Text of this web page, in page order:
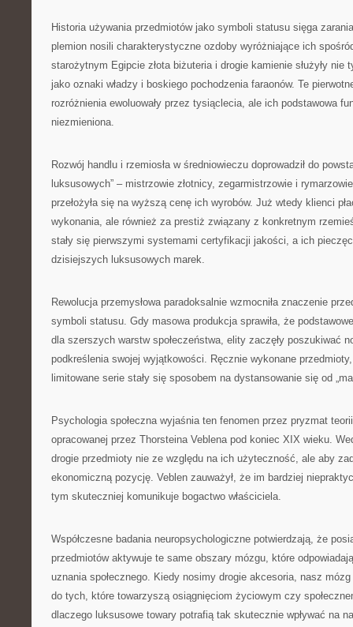
Historia używania przedmiotów jako symboli statusu sięga
plemion nosili charakterystyczne ozdoby wyróżniające ich
starożytnym Egipcie złota biżuteria i drogie kamienie służyły nie
jako oznaki władzy i boskiego pochodzenia faraonów. Te
rozróżnienia ewoluowały przez tysiąclecia, ale ich podstawowa
niezmieniona.
Rozwój handlu i rzemiosła w średniowieczu doprowadził do
luksusowych” – mistrzowie złotnicy, zegarmistrzowie i
przełożyła się na wyższą cenę ich wyrobów. Już wtedy klienci
wykonania, ale również za prestiż związany z konkretnym
stały się pierwszymi systemami certyfikacji jakości, a ich
dzisiejszych luksusowych marek.
Rewolucja przemysłowa paradoksalnie wzmocniła znaczenie
symboli statusu. Gdy masowa produkcja sprawiła, że
dla szerszych warstw społeczeństwa, elity zaczęły poszukiwać
podkreślenia swojej wyjątkowości. Ręcznie wykonane
limitowane serie stały się sposobem na dystansowanie się od
Psychologia społeczna wyjaśnia ten fenomen przez pryzmat
opracowanej przez Thorsteina Veblena pod koniec XIX wieku.
drogie przedmioty nie ze względu na ich użyteczność, ale aby
ekonomiczną pozycję. Veblen zauważył, że im bardziej
tym skuteczniej komunikuje bogactwo właściciela.
Współczesne badania neuropsychologiczne potwierdzają, że
przedmiotów aktywuje te same obszary mózgu, które
uznania społecznego. Kiedy nosimy drogie akcesoria, nasz
do tych, które towarzyszą osiągnięciom życiowym czy
dlaczego luksusowe towary potrafią tak skutecznie wpływać na